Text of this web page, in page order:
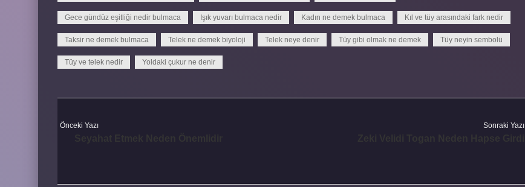
Gece gündüz eşitliği nedir bulmaca Işık yuvarı bulmaca nedir Kadın ne demek bulmaca Kıl ve tüy arasındaki fark nedir
Taksir ne demek bulmaca Telek ne demek biyoloji Telek neye denir Tüy gibi olmak ne demek Tüy neyin sembolü
Tüy ve telek nedir Yoldaki çukur ne denir
Önceki Yazı Sonraki Yazı